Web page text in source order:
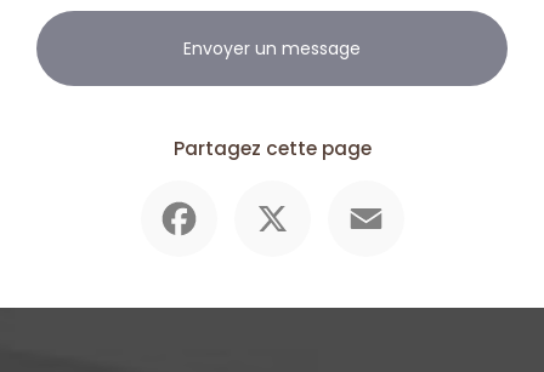
Envoyer un message
Partagez cette page